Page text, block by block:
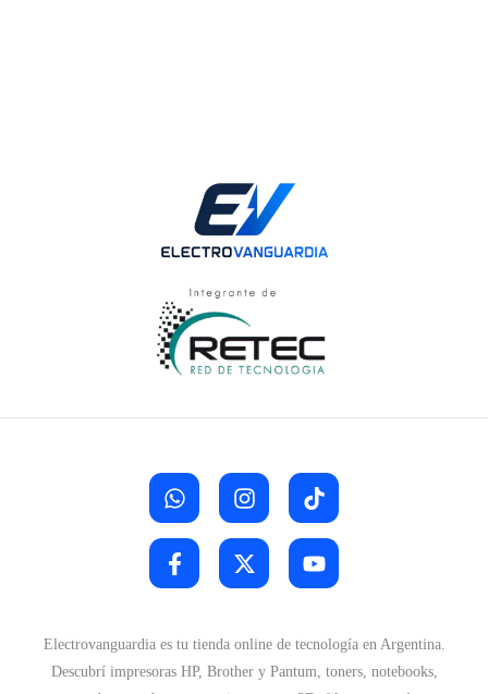
Electrovanguardia es tu tienda online de tecnología en Argentina.
Descubrí impresoras HP, Brother y Pantum, toners, notebooks,